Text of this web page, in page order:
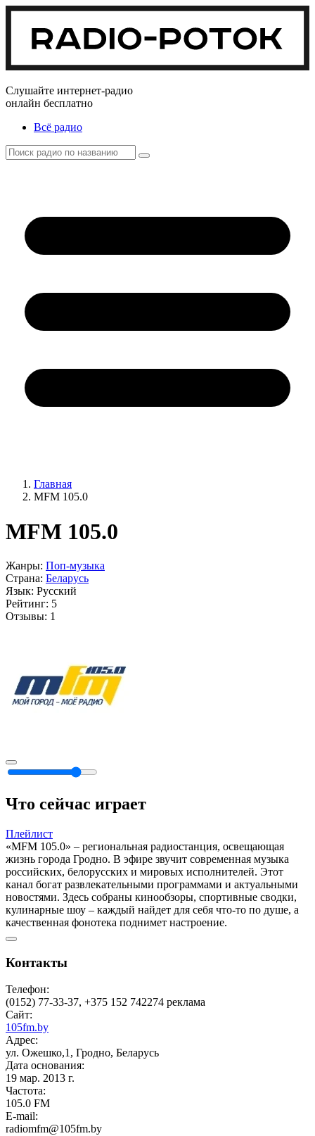
Слушайте интернет-радио
онлайн бесплатно
Всё радио
Главная
MFM 105.0
MFM 105.0
Жанры: Поп-музыка
Страна: Беларусь
Язык: Русский
Рейтинг: 5
Отзывы: 1
Что сейчас играет
Плейлист
«MFM 105.0» – региональная радиостанция, освещающая
жизнь города Гродно. В эфире звучит современная музыка
российских, белорусских и мировых исполнителей. Этот
канал богат развлекательными программами и актуальными
новостями. Здесь собраны кинообзоры, спортивные сводки,
кулинарные шоу – каждый найдет для себя что-то по душе, а
качественная фонотека поднимет настроение.
Контакты
Телефон:
(0152) 77-33-37, +375 152 742274 реклама
Сайт:
105fm.by
Адрес:
ул. Ожешко,1, Гродно, Беларусь
Дата основания:
19 мар. 2013 г.
Частота:
105.0 FM
E-mail:
radiomfm@105fm.by